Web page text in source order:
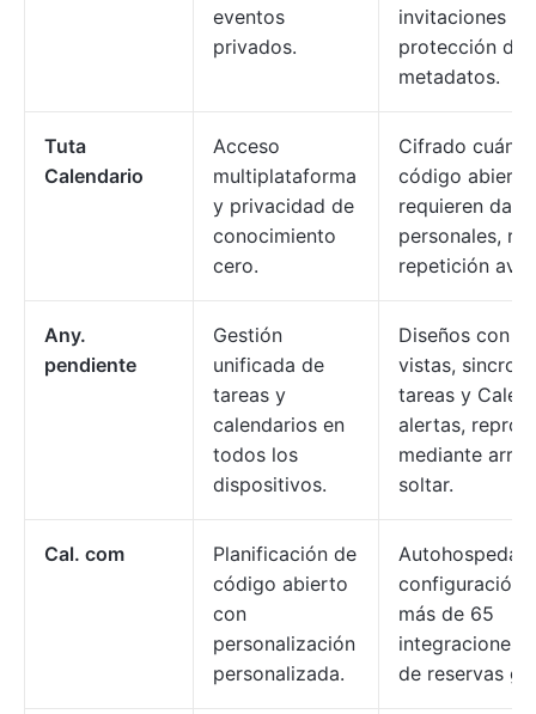
eventos
privados.
invitaciones
protección de
metadatos.
Tuta
Calendario
Acceso
multiplataforma
y privacidad de
conocimiento
cero.
Cifrado
código
requieren
personales,
repetición
Any.
pendiente
Gestión
unificada de
tareas y
calendarios en
todos los
dispositivos.
Diseños con
vistas,
tareas y
alertas,
mediante
soltar.
Cal. com
Planificación de
código abierto
con
personalización
personalizada.
configuración
más de 65
integraciones,
de reservas